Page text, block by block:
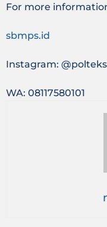
For more
sbmps.id
Instagram:
WA: 08117580101